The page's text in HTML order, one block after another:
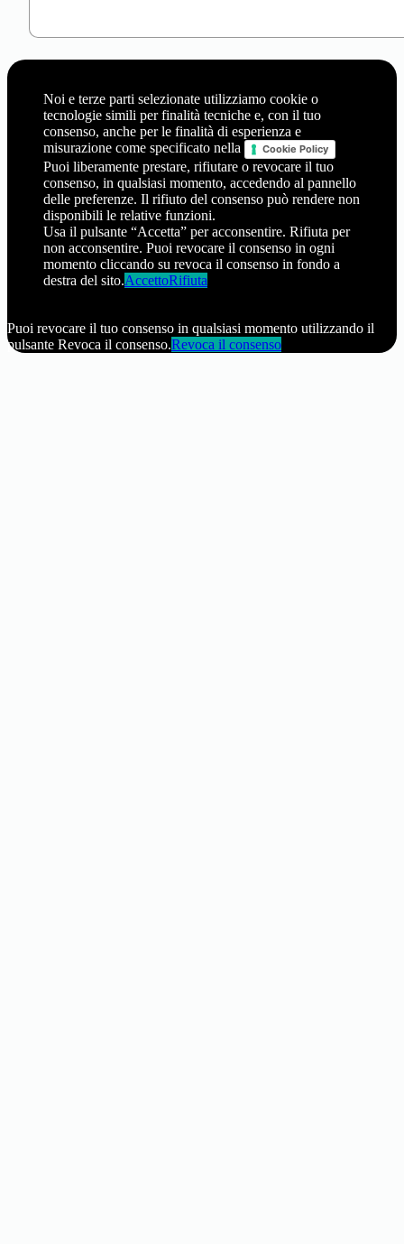
Noi e terze parti selezionate utilizziamo cookie o
tecnologie simili per finalità tecniche e, con il tuo
consenso, anche per le finalità di esperienza e
misurazione come specificato nella
Cookie Policy
Puoi liberamente prestare, rifiutare o revocare il tuo
consenso, in qualsiasi momento, accedendo al pannello
delle preferenze. Il rifiuto del consenso può rendere non
disponibili le relative funzioni.
Usa il pulsante “Accetta” per acconsentire. Rifiuta per
non acconsentire. Puoi revocare il consenso in ogni
momento cliccando su revoca il consenso in fondo a
destra del sito.AccettoRifiuta
Puoi revocare il tuo consenso in qualsiasi momento utilizzando il
pulsante Revoca il consenso.Revoca il consenso